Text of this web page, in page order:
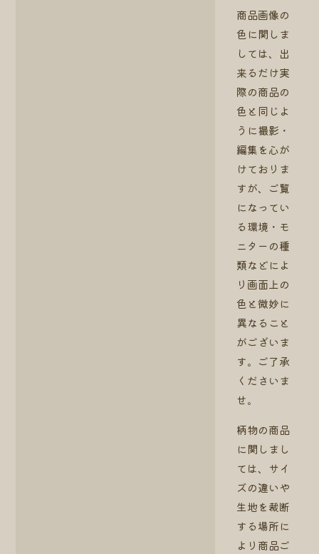
商品画像の
色に関しま
しては、出
来るだけ実
際の商品の
色と同じよ
うに撮影・
編集を心が
けておりま
すが、ご覧
になってい
る環境・モ
ニターの種
類などによ
り画面上の
色と微妙に
異なること
がございま
す。ご了承
くださいま
せ。
柄物の商品
に関しまし
ては、サイ
ズの違いや
生地を裁断
する場所に
より商品ご